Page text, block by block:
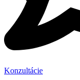
Konzultácie